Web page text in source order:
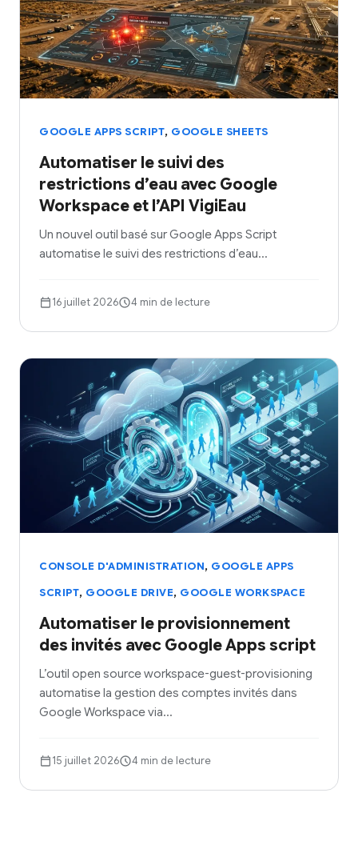
GOOGLE APPS SCRIPT, GOOGLE SHEETS
Automatiser le suivi des
restrictions d’eau avec Google
Workspace et l’API VigiEau
Un nouvel outil basé sur Google Apps Script
automatise le suivi des restrictions d’eau…
16 juillet 2026 4 min de lecture
CONSOLE D'ADMINISTRATION, GOOGLE APPS
SCRIPT, GOOGLE DRIVE, GOOGLE WORKSPACE
Automatiser le provisionnement
des invités avec Google Apps script
L’outil open source workspace-guest-provisioning
automatise la gestion des comptes invités dans
Google Workspace via…
15 juillet 2026 4 min de lecture